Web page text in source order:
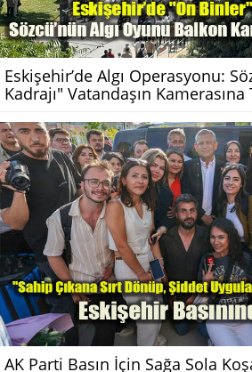
Eskişehir’de Algı Operasyonu:
Kadrajı" Vatandaşın Kamerasına
AK Parti Basın İçin Sağa Sola